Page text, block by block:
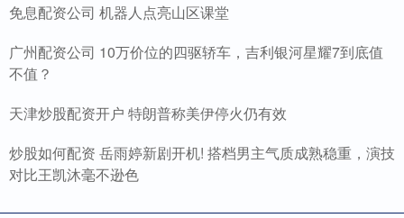
免息配资公司 机器人点亮山区课堂
广州配资公司 10万价位的四驱轿车，吉利银河星耀7到底值
不值？
天津炒股配资开户 特朗普称美伊停火仍有效
炒股如何配资 岳雨婷新剧开机! 搭档男主气质成熟稳重，演技
对比王凯沐毫不逊色